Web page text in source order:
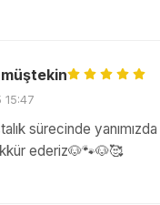
15:47
sürecinde
ederiz🐶🐾🐶🥰